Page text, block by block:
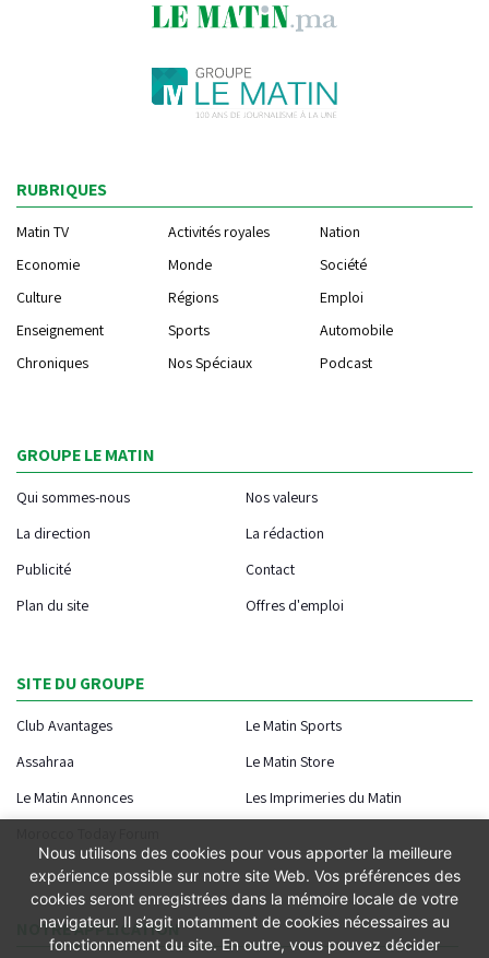
RUBRIQUES
Matin TV Activités royales
Nation
Economie
Monde
Société
Culture
Régions
Emploi
Enseignement
Sports
Automobile
Chroniques
Nos Spéciaux Podcast
GROUPE LE MATIN
Qui sommes-nous
Nos valeurs
La direction
La rédaction
Publicité
Contact
Plan du site
Offres d'emploi
SITE DU GROUPE
Club Avantages
Le Matin Sports
Assahraa
Le Matin Store
Le Matin Annonces
Les Imprimeries du Matin
NOTRE APPLICATION
Nous utilisons des cookies pour vous apporter la meilleure
expérience possible sur notre site Web. Vos préférences des
cookies seront enregistrées dans la mémoire locale de votre
navigateur. Il s’agit notamment de cookies nécessaires au
fonctionnement du site. En outre, vous pouvez décider